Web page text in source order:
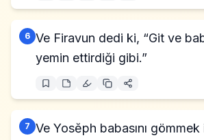
6 Ve Firavun dedi ki, “Git ve
yemin ettirdiği gibi.”
7 Ve Yosĕph babasını gömmek